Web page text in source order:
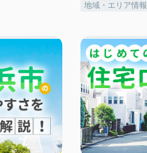
地域・エリア情報